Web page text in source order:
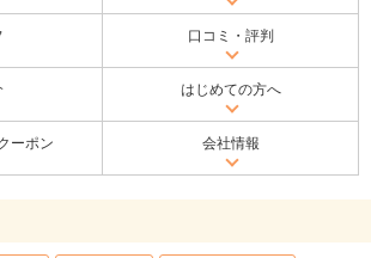
口コミ・評判
はじめての方へ
ーポン 会社情報